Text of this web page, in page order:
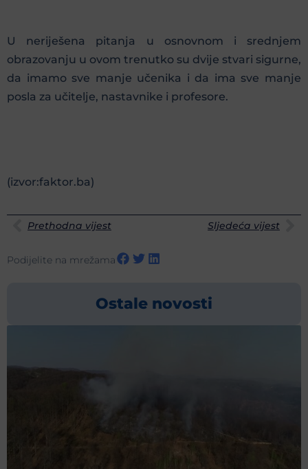
U neriješena pitanja u osnovnom i srednjem
obrazovanju u ovom trenutko su dvije stvari sigurne,
da imamo sve manje učenika i da ima sve manje
posla za učitelje, nastavnike i profesore.
(izvor:faktor.ba)
Prethodna vijest Sljedeća vijest
Podijelite na mrežama
Ostale novosti